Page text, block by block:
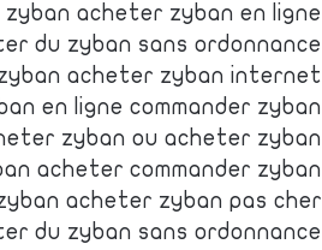
acheter zyban en ligne
du zyban sans ordonnance
acheter zyban internet
en ligne commander zyban
zyban ou acheter zyban
acheter commander zyban
acheter zyban pas cher
du zyban sans ordonnance